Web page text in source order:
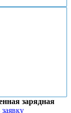
зарядная